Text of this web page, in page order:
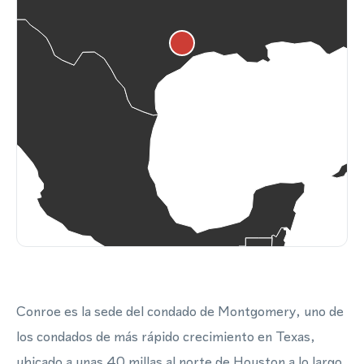
Conroe es la sede del condado de Montgomery, uno de
los condados de más rápido crecimiento en Texas,